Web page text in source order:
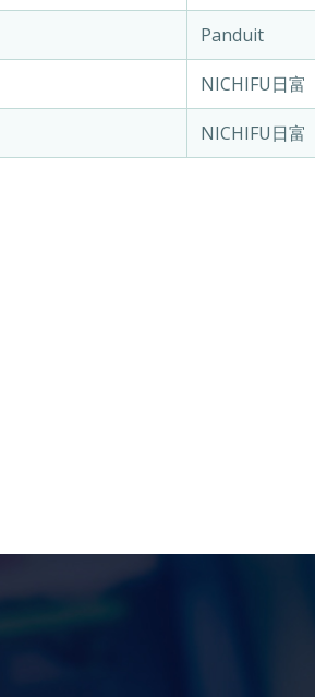
Panduit
NICHIFU日富
NICHIFU日富